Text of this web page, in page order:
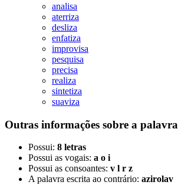
analisa
aterriza
desliza
enfatiza
improvisa
pesquisa
precisa
realiza
sintetiza
suaviza
Outras informações sobre a palavra
Possui: 8 letras
Possui as vogais: a o i
Possui as consoantes: v l r z
A palavra escrita ao contrário: azirolav